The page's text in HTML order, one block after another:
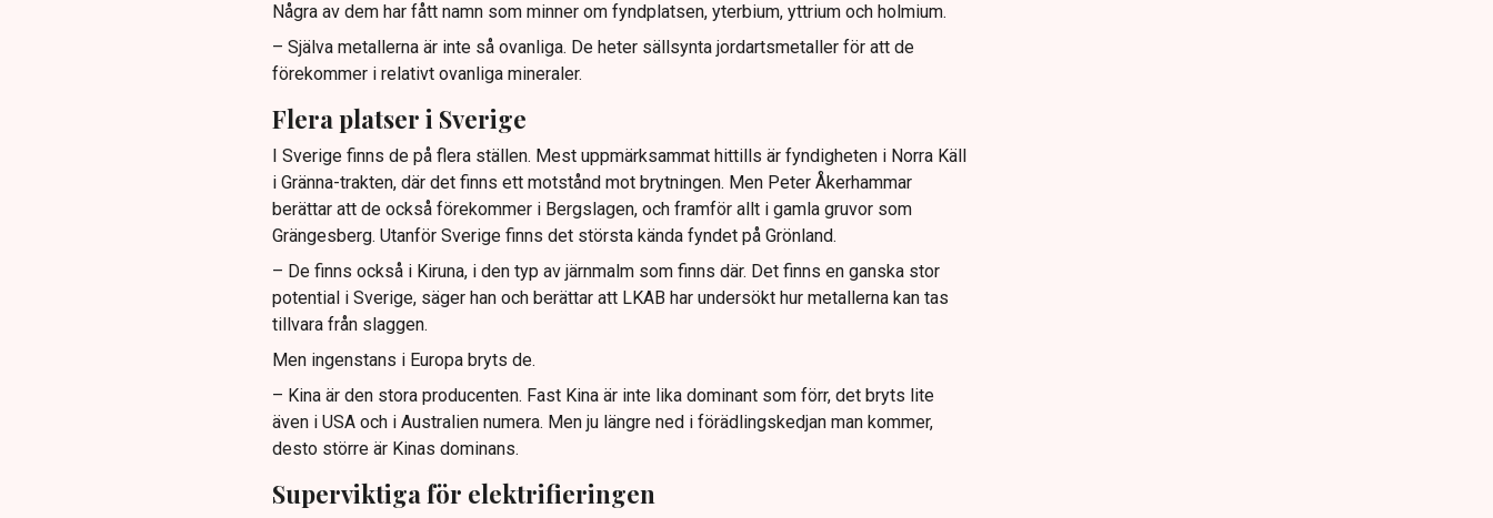
Några av dem har fått namn som minner om fyndplatsen, yterbium, yttrium och holmium.
– Själva metallerna är inte så ovanliga. De heter sällsynta jordartsmetaller för att de
förekommer i relativt ovanliga mineraler.
Flera platser i Sverige
I Sverige finns de på flera ställen. Mest uppmärksammat hittills är fyndigheten i Norra Käll
i Gränna-trakten, där det finns ett motstånd mot brytningen. Men Peter Åkerhammar
berättar att de också förekommer i Bergslagen, och framför allt i gamla gruvor som
Grängesberg. Utanför Sverige finns det största kända fyndet på Grönland.
– De finns också i Kiruna, i den typ av järnmalm som finns där. Det finns en ganska stor
potential i Sverige, säger han och berättar att LKAB har undersökt hur metallerna kan tas
tillvara från slaggen.
Men ingenstans i Europa bryts de.
– Kina är den stora producenten. Fast Kina är inte lika dominant som förr, det bryts lite
även i USA och i Australien numera. Men ju längre ned i förädlingskedjan man kommer,
desto större är Kinas dominans.
Superviktiga för elektrifieringen